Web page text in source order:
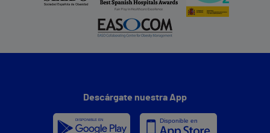
Descárgate nuestra App